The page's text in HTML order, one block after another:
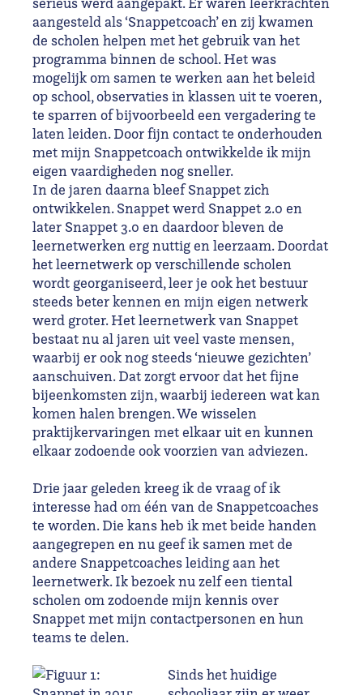
aangesteld als ‘Snappetcoach’ en zij kwamen
de scholen helpen met het gebruik van het
programma binnen de school. Het was
mogelijk om samen te werken aan het beleid
op school, observaties in klassen uit te voeren,
te sparren of bijvoorbeeld een vergadering te
laten leiden. Door fijn contact te onderhouden
met mijn Snappetcoach ontwikkelde ik mijn
eigen vaardigheden nog sneller.
In de jaren daarna bleef Snappet zich
ontwikkelen. Snappet werd Snappet 2.0 en
later Snappet 3.0 en daardoor bleven de
leernetwerken erg nuttig en leerzaam. Doordat
het leernetwerk op verschillende scholen
wordt georganiseerd, leer je ook het bestuur
steeds beter kennen en mijn eigen netwerk
werd groter. Het leernetwerk van Snappet
bestaat nu al jaren uit veel vaste mensen,
waarbij er ook nog steeds ‘nieuwe gezichten’
aanschuiven. Dat zorgt ervoor dat het fijne
bijeenkomsten zijn, waarbij iedereen wat kan
komen halen brengen. We wisselen
praktijkervaringen met elkaar uit en kunnen
elkaar zodoende ook voorzien van adviezen.
Drie jaar geleden kreeg ik de vraag of ik
interesse had om één van de Snappetcoaches
te worden. Die kans heb ik met beide handen
aangegrepen en nu geef ik samen met de
andere Snappetcoaches leiding aan het
leernetwerk. Ik bezoek nu zelf een tiental
scholen om zodoende mijn kennis over
Snappet met mijn contactpersonen en hun
teams te delen.
Sinds het huidige